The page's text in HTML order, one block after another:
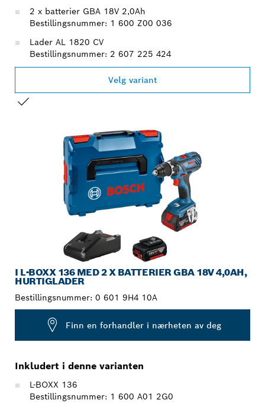
2 x batterier GBA 18V 2,0Ah
Bestillingsnummer: 1 600 Z00 036
Lader AL 1820 CV
Bestillingsnummer: 2 607 225 424
Velg variant
I L-BOXX 136 MED 2 X BATTERIER GBA 18V 4,0AH,
HURTIGLADER
Bestillingsnummer: 0 601 9H4 10A
Finn en forhandler i nærheten av deg
Inkludert i denne varianten
L-BOXX 136
Bestillingsnummer: 1 600 A01 2G0